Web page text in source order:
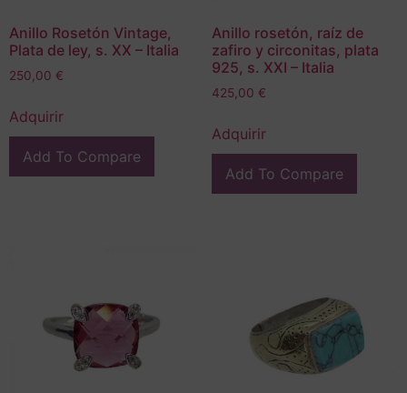
Anillo Rosetón Vintage,
Plata de ley, s. XX – Italia
250,00 €
Adquirir
Add To Compare
Anillo rosetón, raíz de
zafiro y circonitas, plata
925, s. XXI – Italia
425,00 €
Adquirir
Add To Compare